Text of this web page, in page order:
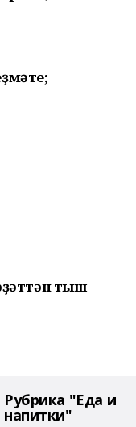
тыш
Рубрика "Еда и
напитки"